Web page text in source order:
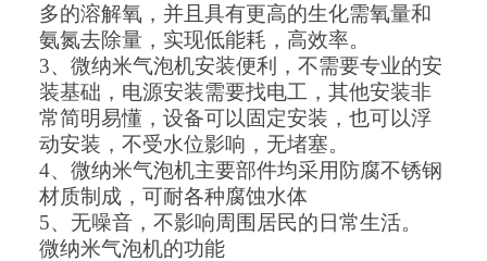
多的溶解氧，并且具有更高的生化需氧量和
氨氮去除量，实现低能耗，高效率。
3、 微纳米气泡机安装便利，不需要专业的安
装基础，电源安装需要找电工，其他安装非
常简明易懂，设备可以固定安装，也可以浮
动安装，不受水位影响，无堵塞。
4、 微纳米气泡机主要部件均采用防腐不锈钢
材质制成，可耐各种腐蚀水体
5、 无噪音，不影响周围居民的日常生活。
微纳米气泡机的功能